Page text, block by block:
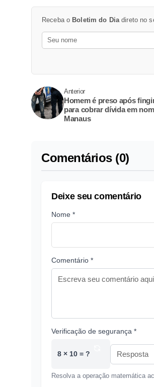
Receba o Boletim do Dia direto no
Anterior
Homem é preso após
para cobrar dívida em
Manaus
Comentários (0)
Deixe seu comentário
Nome *
Comentário *
Verificação de segurança *
8 × 10 = ?
Resolva a operação matemática